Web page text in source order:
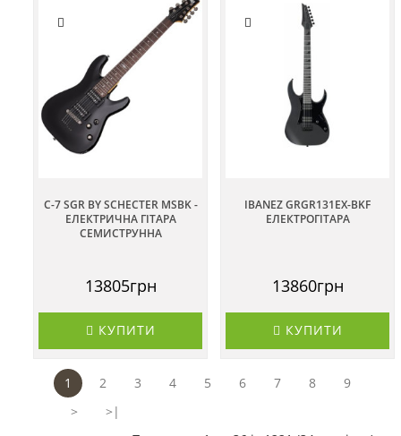
C-7 SGR BY SCHECTER MSBK -
ЕЛЕКТРИЧНА ГІТАРА
СЕМИСТРУННА
13805грн
КУПИТИ
IBANEZ GRGR131EX-BKF
ЕЛЕКТРОГІТАРА
13860грн
КУПИТИ
1 2 3 4 5 6 7 8
9
>
>|